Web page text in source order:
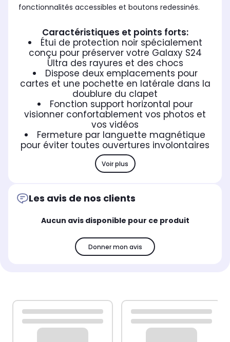
fonctionnalités accessibles et boutons redessinés.
Caractéristiques et points forts:
Étui de protection noir spécialement
conçu pour préserver votre Galaxy S24
Ultra des rayures et des chocs
Dispose deux emplacements pour
cartes et une pochette en latérale dans la
doublure du clapet
Fonction support horizontal pour
visionner confortablement vos photos et
vos vidéos
Fermeture par languette magnétique
pour éviter toutes ouvertures involontaires
Voir plus
Les avis de nos clients
Aucun avis disponible pour ce produit
Donner mon avis